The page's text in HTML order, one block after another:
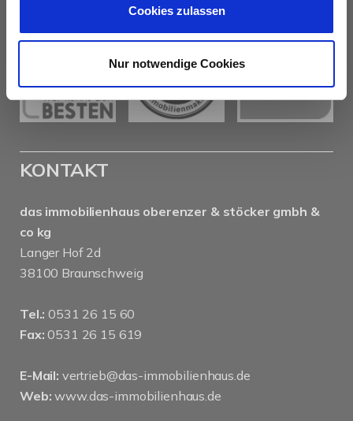
Cookies zulassen
Nur notwendige Cookies
KONTAKT
das immobilienhaus oberenzer & stöcker gmbh &
co kg
Langer Hof 2d
38100 Braunschweig
Tel.: 0531 26 15 60
Fax: 0531 26 15 619
E-Mail: vertrieb@das-immobilienhaus.de
Web: www.das-immobilienhaus.de